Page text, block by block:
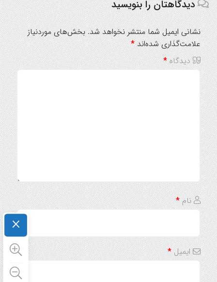
دیدگاهتان را بنویسید
نشانی ایمیل شما منتشر نخواهد شد. بخش‌های موردنیاز
علامت‌گذاری شده‌اند*
دیدگاه*
نام*
ایمیل*
×